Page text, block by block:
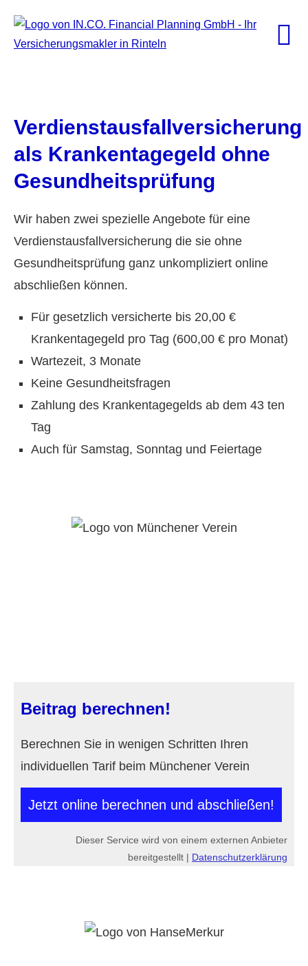
Verdienstausfallversicherung
als Krankentagegeld ohne
Gesundheitsprüfung
Wir haben zwei spezielle Angebote für eine
Verdienstausfallversicherung die sie ohne
Gesundheitsprüfung ganz unkompliziert online
abschließen können.
Für gesetzlich versicherte bis 20,00 €
Krankentagegeld pro Tag (600,00 € pro Monat)
Wartezeit, 3 Monate
Keine Gesundheitsfragen
Zahlung des Krankentagegelds ab dem 43 ten
Tag
Auch für Samstag, Sonntag und Feiertage
Beitrag berechnen!
Berechnen Sie in wenigen Schritten Ihren
individuellen Tarif beim Münchener Verein
Jetzt online berechnen und abschließen!
Dieser Service wird von einem externen Anbieter
bereitgestellt | Datenschutzerklärung